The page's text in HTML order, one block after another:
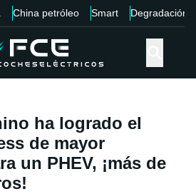
China petróleo Smart Degradación
ha logrado el
de mayor
un PHEV, ¡más de